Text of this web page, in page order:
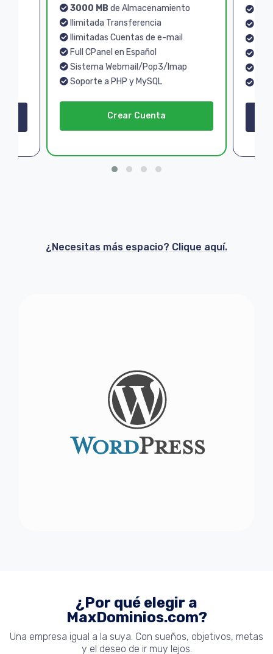
3000 MB de Almacenamiento
Ilimitada Transferencia
Ilimitadas Cuentas de e-mail
Full CPanel en Español
Sistema Webmail/Pop3/Imap
Soporte a PHP y MySQL
Crear Cuenta
¿Necesitas más espacio? Clique aquí.
¿Por qué elegir a
MaxDominios.com?
Una empresa igual a la suya. Con sueños, objetivos, metas
y el deseo de ir muy lejos.